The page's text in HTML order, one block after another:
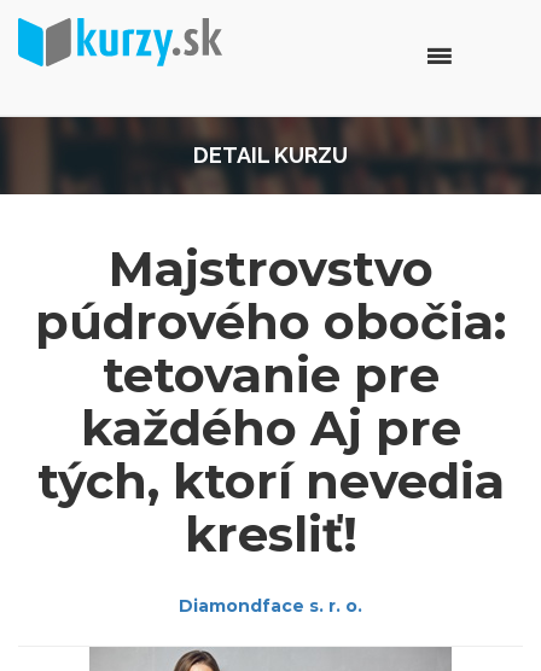
DETAIL KURZU
Majstrovstvo
púdrového obočia:
tetovanie pre
každého Aj pre
tých, ktorí nevedia
kresliť!
Diamondface s. r. o.